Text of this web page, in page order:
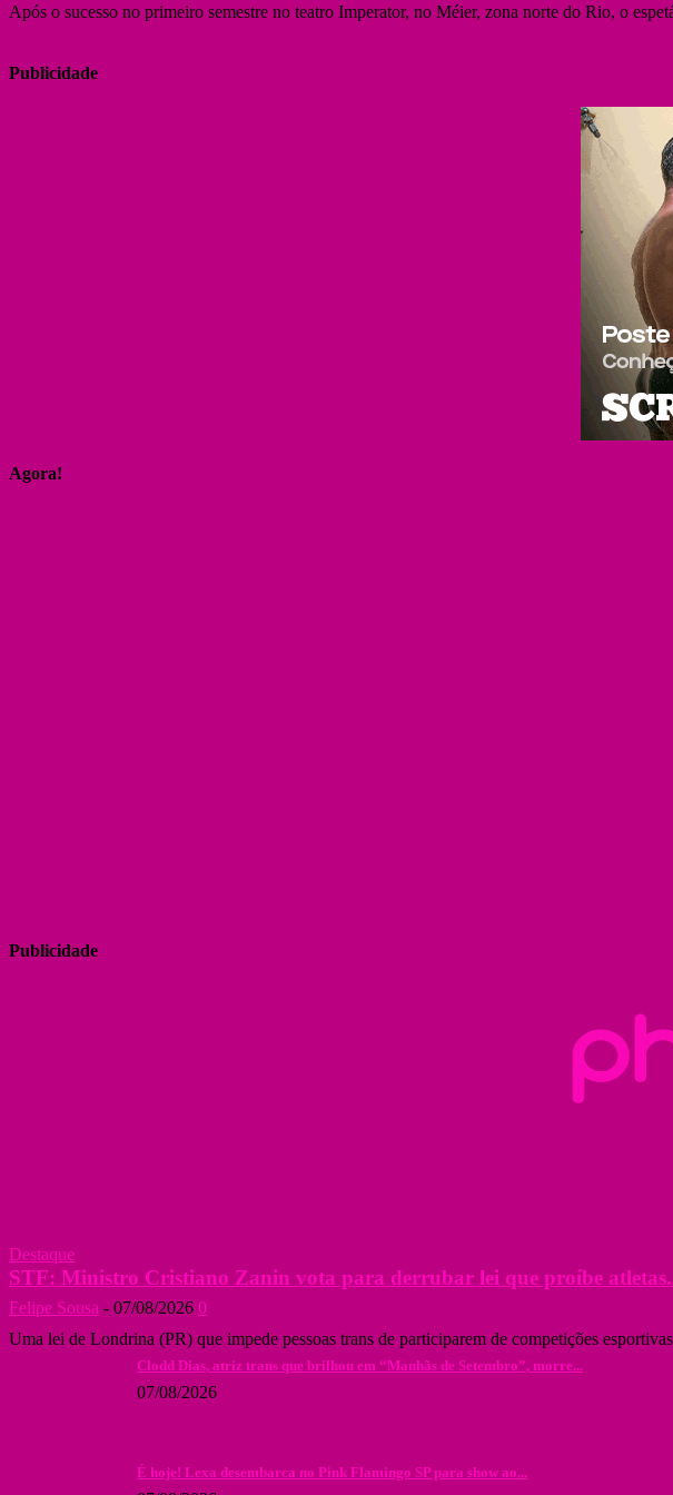
Após o sucesso no primeiro semestre no teatro Imperator, no Méier, zona norte do Rio, o
Publicidade
Agora!
Publicidade
Destaque
STF: Ministro Cristiano Zanin vota para derrubar lei que proíbe
Felipe Sousa - 07/08/2026 0
Uma lei de Londrina (PR) que impede pessoas trans de participarem de competições
Clodd Dias, atriz trans que brilhou em “Manhãs de Setembro”, morre...
07/08/2026
É hoje! Lexa desembarca no Pink Flamingo SP para show ao...